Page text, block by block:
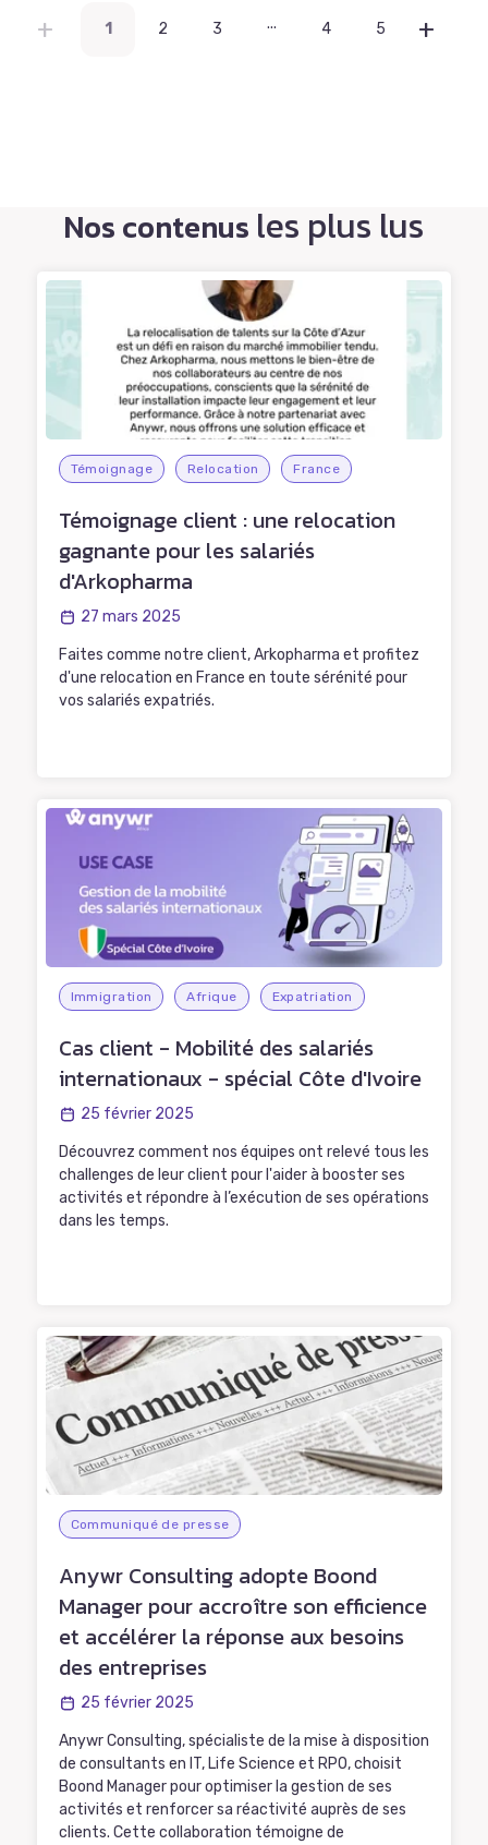
1 2 3 ... 4 5
Nos contenus les plus lus
Témoignage Relocation France
Témoignage client : une relocation
gagnante pour les salariés
d'Arkopharma
27 mars 2025
Faites comme notre client, Arkopharma et profitez
d'une relocation en France en toute sérénité pour
vos salariés expatriés.
Immigration Afrique Expatriation
Cas client - Mobilité des salariés
internationaux - spécial Côte d'Ivoire
25 février 2025
Découvrez comment nos équipes ont relevé tous les
challenges de leur client pour l'aider à booster ses
activités et répondre à l’exécution de ses opérations
dans les temps.
Communiqué de presse
Anywr Consulting adopte Boond
Manager pour accroître son efficience
et accélérer la réponse aux besoins
des entreprises
25 février 2025
Anywr Consulting, spécialiste de la mise à disposition
de consultants en IT, Life Science et RPO, choisit
Boond Manager pour optimiser la gestion de ses
activités et renforcer sa réactivité auprès de ses
clients. Cette collaboration témoigne de